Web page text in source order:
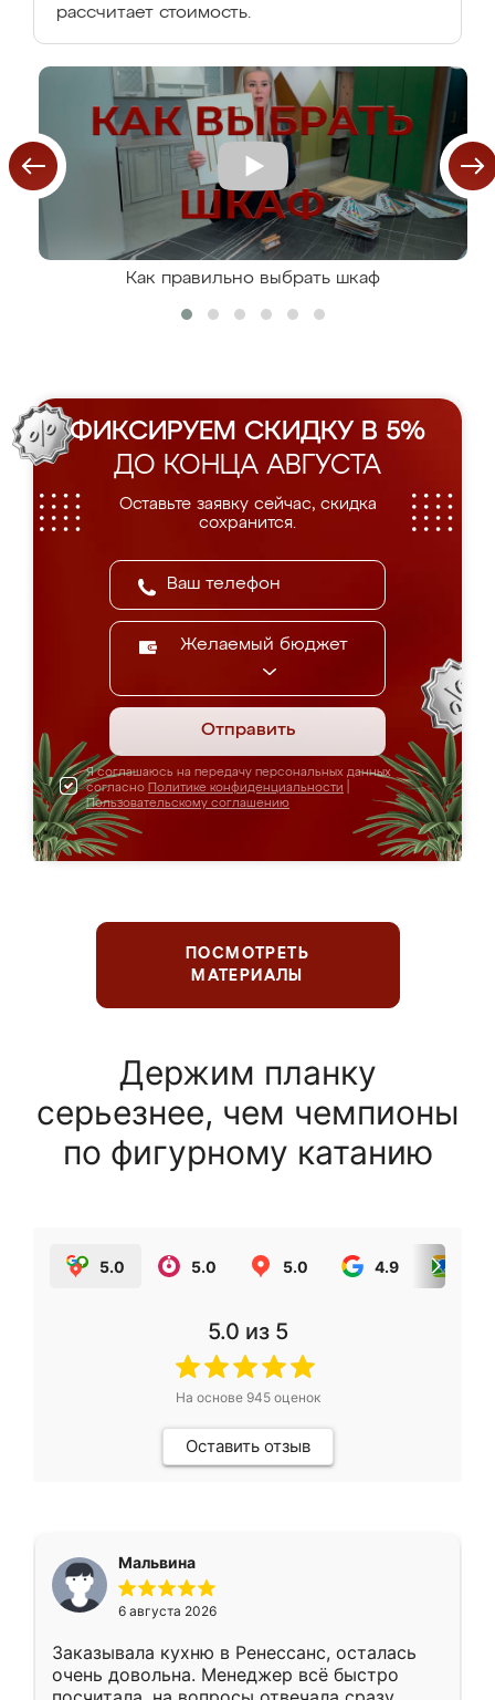
рассчитает стоимость.
Как правильно выбрать шкаф
ФИКСИРУЕМ СКИДКУ В 5%
ДО КОНЦА АВГУСТА
Оставьте заявку сейчас, скидка
сохранится.
Желаемый бюджет
Отправить
Я соглашаюсь на передачу персональных данных
согласно Политике конфиденциальности
Пользовательскому соглашению
ПОСМОТРЕТЬ
МАТЕРИАЛЫ
Держим планку
серьезнее, чем чемпионы
по фигурному катанию
5.0 5.0 5.0 4.9
5.0 из 5
На основе 945оценок
Оставить отзыв
Мальвина
6 августа 2026
Заказывала кухню в Ренессанс, осталась
очень довольна. Менеджер всё быстро